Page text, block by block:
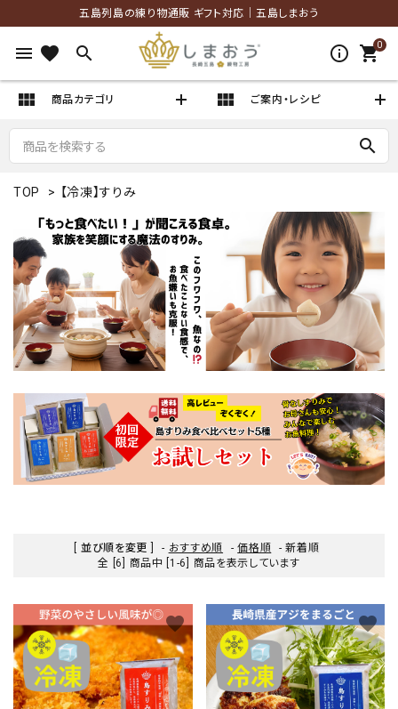
五島列島の練り物通販 ギフト対応｜五島しまおう
menu favorite search info_outlined 0
shopping_cart
view_module 商品カテゴリ view_module ご案内・レシピ
search
TOP > 【冷凍】すりみ
[ 並び順を変更 ] - おすすめ順 -価格順 -新着順
全 [6] 商品中 [1-6] 商品を表示しています
favorite favorite